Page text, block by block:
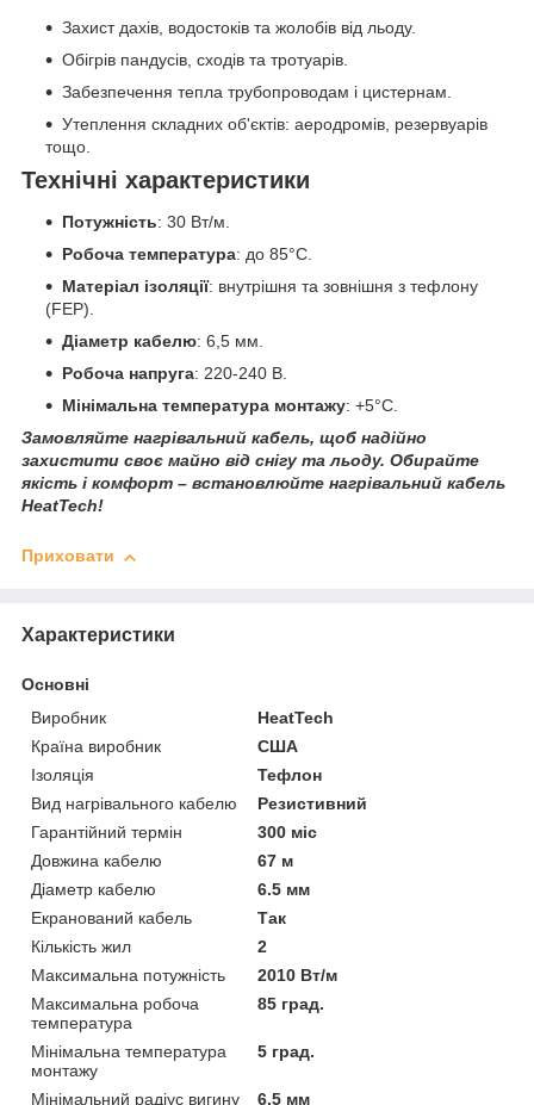
Захист дахів, водостоків та жолобів від льоду.
Обігрів пандусів, сходів та тротуарів.
Забезпечення тепла трубопроводам і цистернам.
Утеплення складних об'єктів: аеродромів, резервуарів
тощо.
Технічні характеристики
Потужність: 30 Вт/м.
Робоча температура: до 85°C.
Матеріал ізоляції: внутрішня та зовнішня з тефлону
(FEP).
Діаметр кабелю: 6,5 мм.
Робоча напруга: 220-240 В.
Мінімальна температура монтажу: +5°C.
Замовляйте нагрівальний кабель, щоб надійно
захистити своє майно від снігу та льоду. Обирайте
якість і комфорт – встановлюйте нагрівальний кабель
HeatTech!
Приховати
Характеристики
Основні
Виробник
HeatTech
Країна виробник
США
Ізоляція
Тефлон
Вид нагрівального кабелю
Резистивний
Гарантійний термін
300 міс
Довжина кабелю
67 м
Діаметр кабелю
6.5 мм
Екранований кабель
Так
Кількість жил
2
Максимальна потужність
2010 Вт/м
Максимальна робоча
температура
85 град.
Мінімальна температура
монтажу
5 град.
Мінімальний радіус вигину 6.5 мм